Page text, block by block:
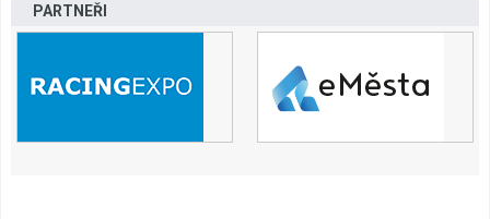
PARTNEŘI